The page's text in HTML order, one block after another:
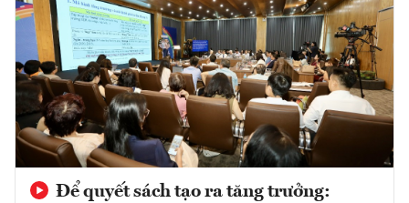
Để quyết sách tạo ra tăng trưởng: